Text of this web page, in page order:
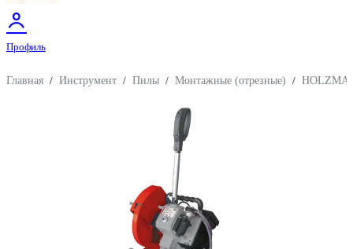
Профиль
Главная / Инструмент / Пилы / Монтажные (отрезные) /